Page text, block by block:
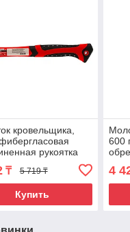
кровельщика,
рукоятка
₸ 5 719 ₸
Купить
600
4